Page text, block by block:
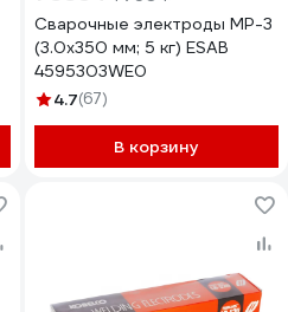
Сварочные электроды МР-3
(3.0x350 мм; 5 кг) ESAB
4595303WE0
4.7(67)
В корзину